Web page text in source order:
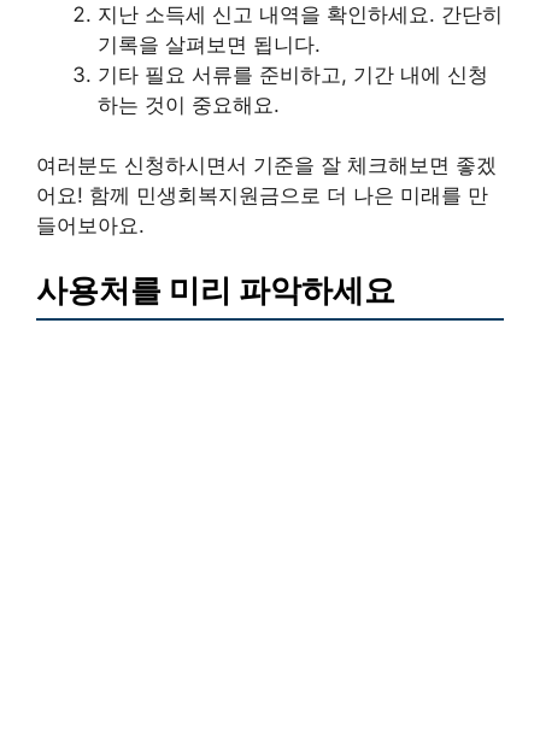
지난 소득세 신고 내역을 확인하세요. 간단히
기록을 살펴보면 됩니다.
기타 필요 서류를 준비하고, 기간 내에 신청
하는 것이 중요해요.
여러분도 신청하시면서 기준을 잘 체크해보면 좋겠
어요! 함께 민생회복지원금으로 더 나은 미래를 만
들어보아요.
사용처를 미리 파악하세요